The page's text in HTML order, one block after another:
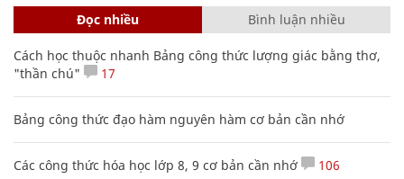
Đọc nhiều Bình luận nhiều
Cách học thuộc nhanh Bảng công thức lượng giác bằng thơ,
"thần chú"
17
Bảng công thức đạo hàm nguyên hàm cơ bản cần nhớ
Các công thức hóa học lớp 8, 9 cơ bản cần nhớ 106